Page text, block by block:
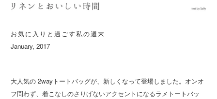
お気に入りと過ごす私の週末
January, 2017
大人気の 2wayトートバッグが、新しくなって登場しました。オンオ
フ問わず、着こなしのさりげないアクセントになるラメトートバッ